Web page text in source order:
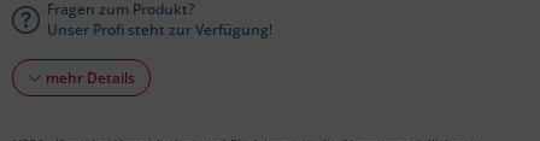
Fragen zum Produkt?
Unser Profi steht zur Verfügung!
mehr Details